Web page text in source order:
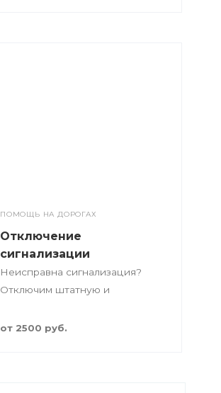
ПОМОЩЬ НА ДОРОГАХ
Отключение
сигнализации
Неисправна сигнализация?
Отключим штатную и
Выезд 24 часа.
от 2500 руб.